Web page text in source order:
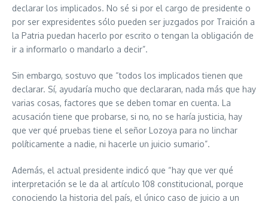
declarar los implicados. No sé si por el cargo de presidente o
por ser expresidentes sólo pueden ser juzgados por Traición a
la Patria puedan hacerlo por escrito o tengan la obligación de
ir a informarlo o mandarlo a decir”.
Sin embargo, sostuvo que “todos los implicados tienen que
declarar. Sí, ayudaría mucho que declararan, nada más que hay
varias cosas, factores que se deben tomar en cuenta. La
acusación tiene que probarse, si no, no se haría justicia, hay
que ver qué pruebas tiene el señor Lozoya para no linchar
políticamente a nadie, ni hacerle un juicio sumario”.
Además, el actual presidente indicó que “hay que ver qué
interpretación se le da al artículo 108 constitucional, porque
conociendo la historia del país, el único caso de juicio a un